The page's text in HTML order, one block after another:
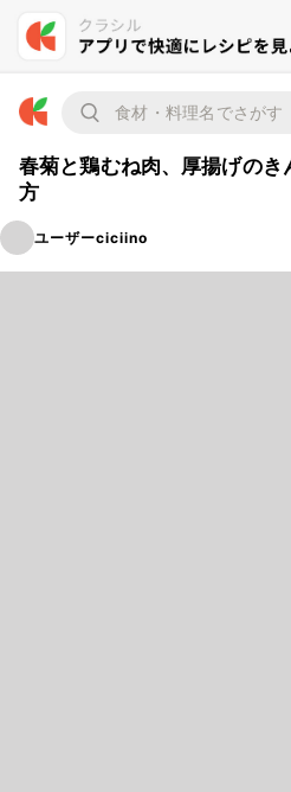
春菊と鶏むね肉、厚揚げの
方
ユーザーciciino